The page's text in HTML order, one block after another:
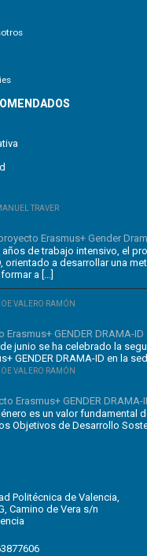
TRAVER
Erasmus+ Gender
de trabajo intensivo, el
orientado a desarrollar una
a […]
VALERO RAMÓN
Erasmus+ GENDER DRAMA-ID
junio se ha celebrado la
GENDER DRAMA-ID en la
VALERO RAMÓN
Erasmus+ GENDER DRAMA-
es un valor fundamental
Objetivos de Desarrollo
Politécnica de Valencia,
Camino de Vera s/n